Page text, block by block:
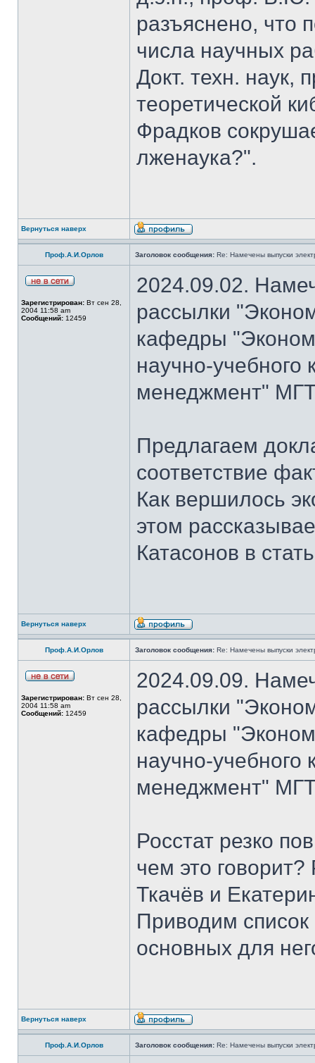
разъяснено, что
числа научных
Докт. техн. наук,
теоретической
Фрадков
лженаука?".
Вернуться наверх
Проф.А.И.Орлов Заголовок сообщения: Re: Намечены выпуски
Зарегистрирован: Вт сен 28,
2004 11:58 am
Сообщений: 12459
2024.09.02.
рассылки
кафедры
научно-
менеджмент"
Предлагаем
соответствие
Как вершилось
этом
Катасонов в
Вернуться наверх
Проф.А.И.Орлов Заголовок сообщения: Re: Намечены выпуски
Зарегистрирован: Вт сен 28,
2004 11:58 am
Сообщений: 12459
2024.09.09.
рассылки
кафедры
научно-
менеджмент"
Росстат резко
чем это
Ткачёв и
Приводим
основных для
Вернуться наверх
Проф.А.И.Орлов Заголовок сообщения: Re: Намечены выпуски